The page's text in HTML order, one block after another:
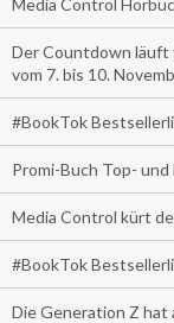
Media Control
Der Countdown läuft
vom 7. bis 10.
#BookTok
Promi-Buch Top-
Media Control kürt
#BookTok
Die Generation Z hat